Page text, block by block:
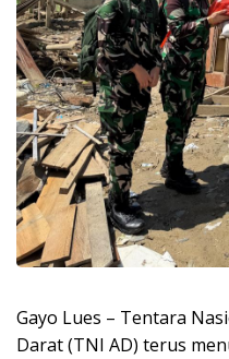
Gayo Lues – Tentara
Darat (TNI AD) terus